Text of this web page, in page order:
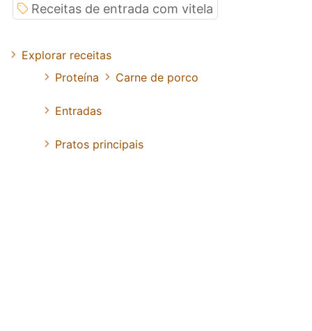
Receitas de entrada com vitela
Explorar receitas
Proteína
Carne de porco
Entradas
Pratos principais